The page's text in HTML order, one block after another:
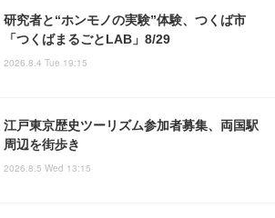
研究者と“ホンモノの実験”体験、つくば市
「つくばまるごとLAB」8/29
2026.8.4 Tue 19:15
江戸東京歴史ツーリズム参加者募集、両国駅
周辺を街歩き
2026.8.5 Wed 13:15